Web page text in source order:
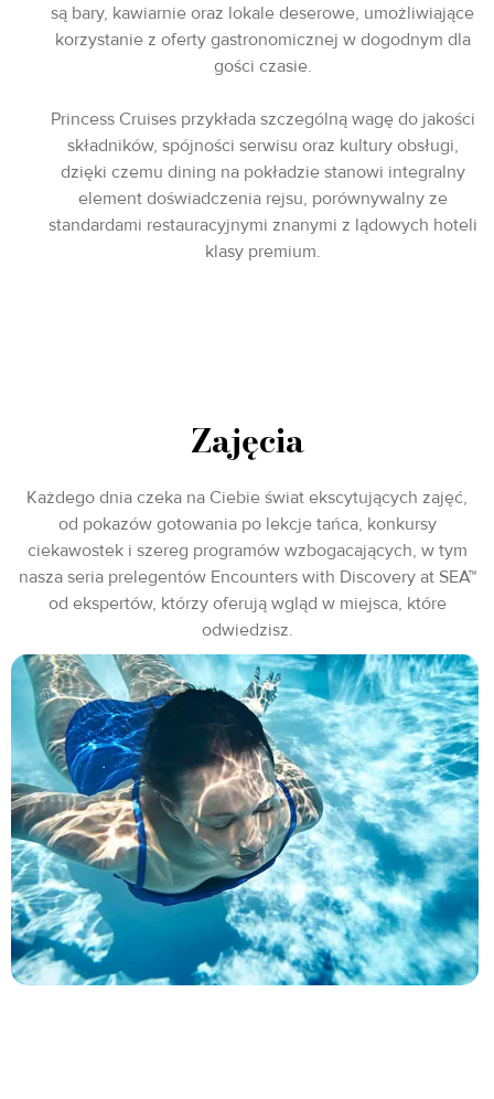
są bary, kawiarnie oraz lokale deserowe, umożliwiające
korzystanie z oferty gastronomicznej w dogodnym dla
gości czasie.
Princess Cruises przykłada szczególną wagę do jakości
składników, spójności serwisu oraz kultury obsługi,
dzięki czemu dining na pokładzie stanowi integralny
element doświadczenia rejsu, porównywalny ze
standardami restauracyjnymi znanymi z lądowych hoteli
klasy premium.
Zajęcia
Każdego dnia czeka na Ciebie świat ekscytujących zajęć,
od pokazów gotowania po lekcje tańca, konkursy
ciekawostek i szereg programów wzbogacających, w tym
nasza seria prelegentów Encounters with Discovery at SEA™
od ekspertów, którzy oferują wgląd w miejsca, które
odwiedzisz.